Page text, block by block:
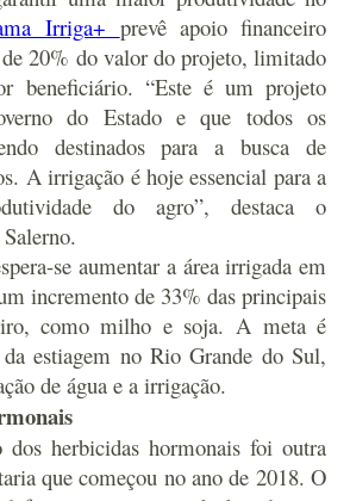
Irriga+ prevê apoio financeiro
20% do valor do projeto, limitado
beneficiário. “Este é um projeto
do Estado e que todos os
destinados para a busca de
A irrigação é hoje essencial para a
do agro”, destaca o
se aumentar a área irrigada em
incremento de 33% das principais
como milho e soja. A meta é
estiagem no Rio Grande do Sul,
de água e a irrigação.
dos herbicidas hormonais foi outra
que começou no ano de 2018. O